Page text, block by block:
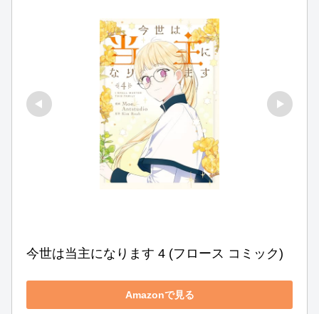
今世は当主になります 4 (フロース コミック)
Amazonで見る